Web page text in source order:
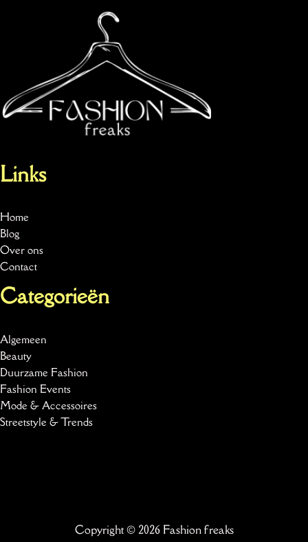
Links
Home
Blog
Over ons
Contact
Categorieën
Algemeen
Beauty
Duurzame Fashion
Fashion Events
Mode & Accessoires
Streetstyle & Trends
Copyright © 2026 Fashion freaks